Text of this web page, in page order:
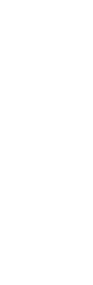
se encuentre mal,
cualquier otra
para descargar
o programas
dispone en la
de violencia de
sufrido los hijos; y
abusos sexuales.
ha atendido a varias
lo han solicitado en
de pareja, algún
o talleres en centros
atención psicológica